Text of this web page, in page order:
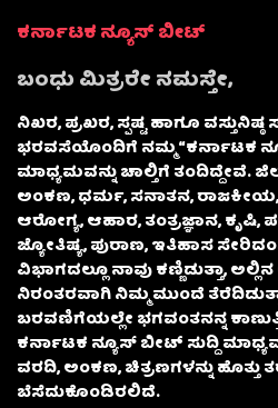
ಕರ್ನಾಟಕ ನ್ಯೂಸ್ ಬೀಟ್
ಬಂಧು ಮಿತ್ರರೇ ನಮಸ್ತೇ,
ನಿಖರ, ಪ್ರಖರ, ಸ್ಪಷ್ಟ ಹಾಗೂ ವಸ್ತುನಿಷ್ಠ
ಭರವಸೆಯೊಂದಿಗೆ ನಮ್ಮ “ಕರ್ನಾಟಕ
ಮಾಧ್ಯಮವನ್ನು ಚಾಲ್ತಿಗೆ ತಂದಿದ್ದೇವೆ.
ಅಂಕಣ, ಧರ್ಮ, ಸನಾತನ,
ಆರೋಗ್ಯ, ಆಹಾರ, ತಂತ್ರಜ್ಞಾನ, ಕೃಷಿ,
ಜ್ಯೋತಿಷ್ಯ, ಪುರಾಣ, ಇತಿಹಾಸ
ವಿಭಾಗದಲ್ಲೂ ನಾವು ಕಣ್ಣಿಡುತ್ತಾ,
ನಿರಂತರವಾಗಿ ನಿಮ್ಮ ಮುಂದೆ ತೆರೆದಿಡುತ್ತಾ
ಬರವಣಿಗೆಯಲ್ಲೇ ಭಗವಂತನನ್ನ
ಕರ್ನಾಟಕ ನ್ಯೂಸ್ ಬೀಟ್ ಸುದ್ದಿ
ವರದಿ, ಅಂಕಣ, ಚಿತ್ರಣಗಳನ್ನು ಹೊತ್ತು
ಬೆಸೆದುಕೊಂಡಿರಲಿದೆ.